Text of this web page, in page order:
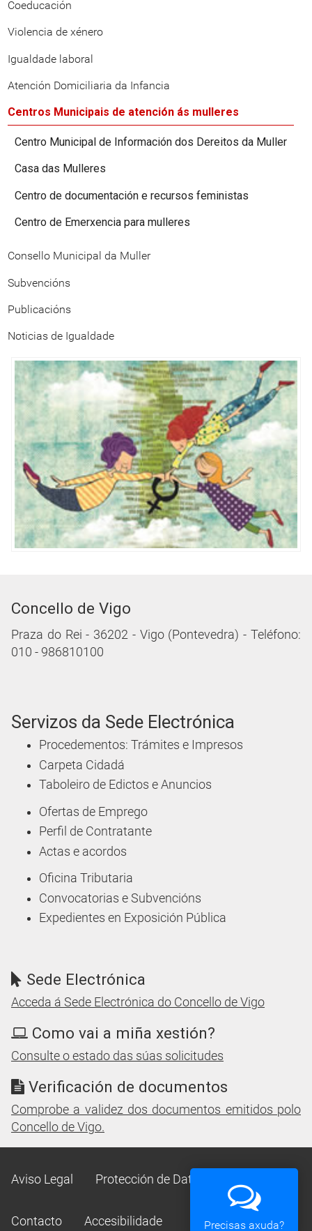
Coeducación
Violencia de xénero
Igualdade laboral
Atención Domiciliaria da Infancia
Centros Municipais de atención ás mulleres
Centro Municipal de Información dos Dereitos da Muller
Casa das Mulleres
Centro de documentación e recursos feministas
Centro de Emerxencia para mulleres
Consello Municipal da Muller
Subvencións
Publicacións
Noticias de Igualdade
Concello de Vigo
Praza do Rei - 36202 - Vigo (Pontevedra) - Teléfono:
010 - 986810100
Servizos da Sede Electrónica
Procedementos: Trámites e Impresos
Carpeta Cidadá
Taboleiro de Edictos e Anuncios
Ofertas de Emprego
Perfil de Contratante
Actas e acordos
Oficina Tributaria
Convocatorias e Subvencións
Expedientes en Exposición Pública
Sede Electrónica
Acceda á Sede Electrónica do Concello de Vigo
Como vai a miña xestión?
Consulte o estado das súas solicitudes
Verificación de documentos
Comprobe a validez dos documentos emitidos polo
Concello de Vigo.
Aviso Legal Protección de Datos
Contacto Accesibilidade Precisas axuda?